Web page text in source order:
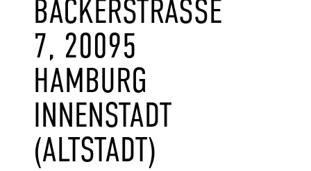
ÄCKERSTRASSE 7,
20095 HA
MBURG IN
NENSTADT (A
LTSTADT)